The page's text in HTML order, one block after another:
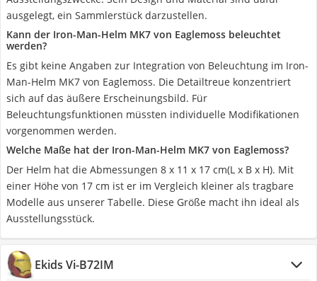
ausgelegt, ein Sammlerstück darzustellen.
Kann der Iron-Man-Helm MK7 von Eaglemoss beleuchtet
werden?
Es gibt keine Angaben zur Integration von Beleuchtung im Iron-
Man-Helm MK7 von Eaglemoss. Die Detailtreue konzentriert
sich auf das äußere Erscheinungsbild. Für
Beleuchtungsfunktionen müssten individuelle Modifikationen
vorgenommen werden.
Welche Maße hat der Iron-Man-Helm MK7 von Eaglemoss?
Der Helm hat die Abmessungen 8 x 11 x 17 cm(L x B x H). Mit
einer Höhe von 17 cm ist er im Vergleich kleiner als tragbare
Modelle aus unserer Tabelle. Diese Größe macht ihn ideal als
Ausstellungsstück.
Ekids Vi-B72IM